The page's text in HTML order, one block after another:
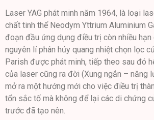
Laser YAG phát minh năm 1964, là loại
chất tinh thể Neodym Yttrium Aluminium
đoạn đầu ứng dụng điều trị còn nhiều hạn
nguyên lí phân hủy quang nhiệt chọn lọc
Parish được phát minh, tiếp theo sau đó
của laser cũng ra đời (Xung ngắn – năng
mở ra một hướng mới cho việc điều trị
tổn sắc tố mà không để lại các di chứng
trước đã tạo nên.